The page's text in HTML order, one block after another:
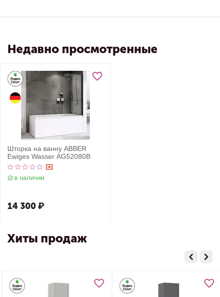
Недавно просмотренные
Шторка на ванну ABBER
Ewiges Wasser AG52080B
в наличии
14 300₽
Хиты продаж